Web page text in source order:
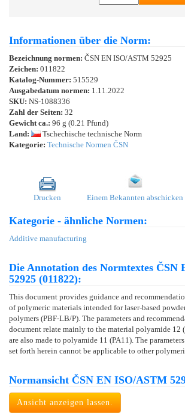
Informationen über die Norm:
Bezeichnung normen: ČSN EN ISO/ASTM 52925
Zeichen: 011822
Katalog-Nummer: 515529
Ausgabedatum normen: 1.11.2022
SKU: NS-1088336
Zahl der Seiten: 32
Gewicht ca.: 96 g (0.21 Pfund)
Land:
Tschechische technische Norm
Kategorie: Technische Normen ČSN
Drucken Einem Bekannten abschicken
Kategorie - ähnliche Normen:
Additive manufacturing
Die Annotation des Normtextes ČSN
52925 (011822):
This document provides guidance and
of polymeric materials intended for laser-based
polymers (PBF-LB/P). The parameters and
document relate mainly to the material polyamide 12
are also made to polyamide 11 (PA11). The
set forth herein cannot be applicable to other
Normansicht ČSN EN ISO/ASTM
Ansicht anzeigen lassen.